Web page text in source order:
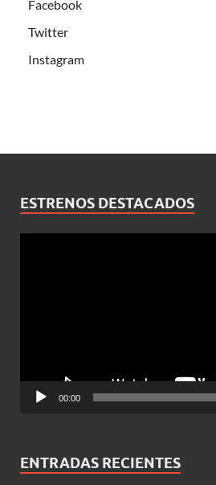
Facebook
Twitter
Instagram
ESTRENOS DESTACADOS
00:00
ENTRADAS RECIENTES